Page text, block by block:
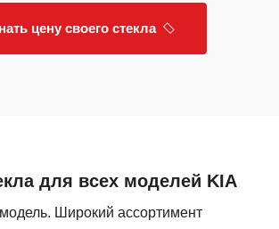
цену своего стекла
для всех моделей KIA
Широкий ассортимент